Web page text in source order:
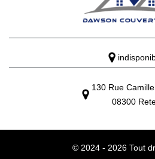
130 Rue
08300
© 2024 - 2026 Tout